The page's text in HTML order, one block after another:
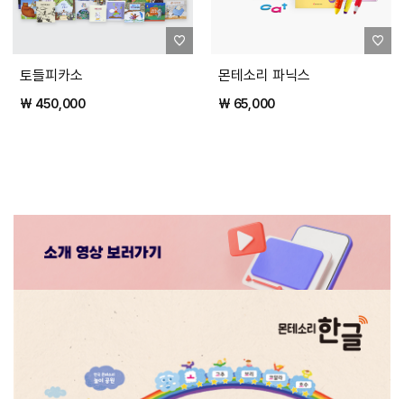
토들피카소
₩ 450,000
몬테소리 파닉스
₩ 65,000